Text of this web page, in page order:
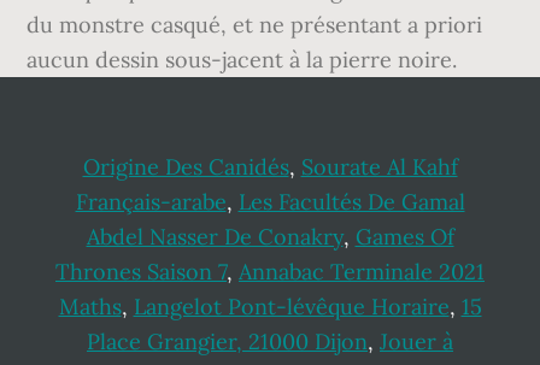
Origine Des Canidés, Sourate Al Kahf
Français-arabe, Les Facultés De Gamal
Abdel Nasser De Conakry, Games Of
Thrones Saison 7, Annabac Terminale 2021
Maths, Langelot Pont-lévêque Horaire, 15
Place Grangier, 21000 Dijon, Jouer à